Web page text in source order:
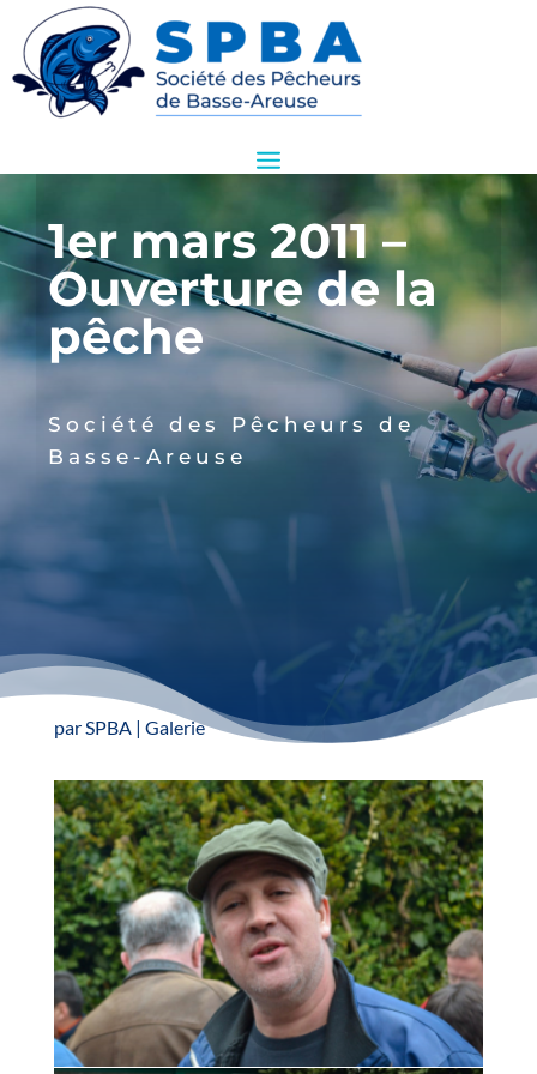
1er mars 2011 –
Ouverture de la
pêche
Société des Pêcheurs de
Basse-Areuse
parSPBA| Galerie